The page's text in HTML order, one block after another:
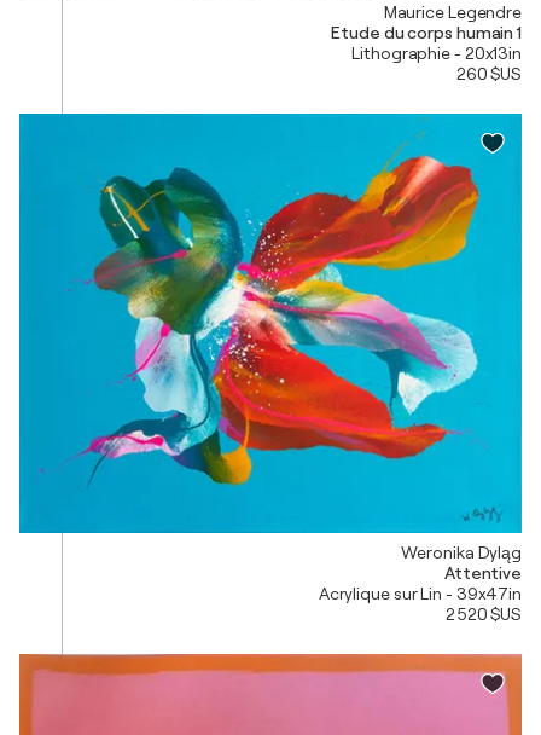
Maurice Legendre
Etude du corps humain 1
Lithographie - 20x13in
260 $US
Weronika Dyląg
Attentive
Acrylique sur Lin - 39x47in
2 520 $US